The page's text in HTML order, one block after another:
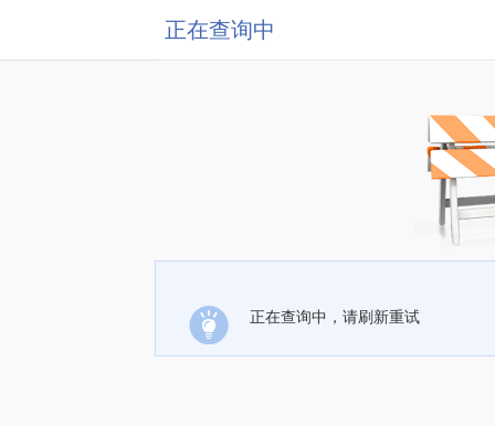
正在查询中
正在查询中，请刷新重试